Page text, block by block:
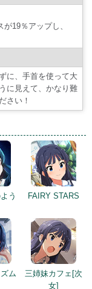
19％アップし、
に、手首を使って大
見えて、かなり難
さい！
う
FAIRY STARS
ム
三姉妹カフェ[次
女]